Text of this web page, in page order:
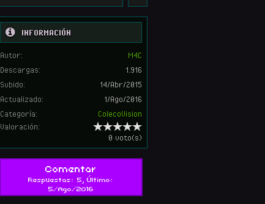
INFORMACIÓN
Autor:
M4C
Descargas:
1.916
Subido:
14/Abr/2015
Actualizado:
1/Ago/2016
Categoría:
ColecoVision
Valoración:
0 voto(s)
Comentar
Respuestas: 5, Último:
5/Ago/2016